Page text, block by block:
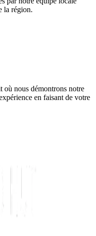
la région.
où nous démontrons notre
en faisant de votre